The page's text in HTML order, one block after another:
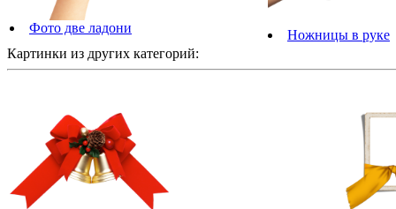
Фото две ладони
Ножницы в руке
Картинки из других категорий: